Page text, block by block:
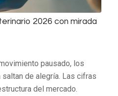
2026 con mirada
pausado, los
de alegría. Las cifras
del mercado.